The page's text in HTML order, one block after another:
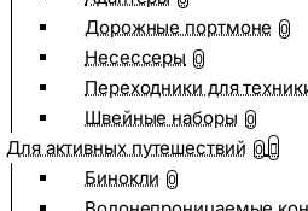
Дорожные портмоне 0
Несессеры 0
Переходники для
Швейные наборы 0
Для активных путешествий 0
Бинокли 0